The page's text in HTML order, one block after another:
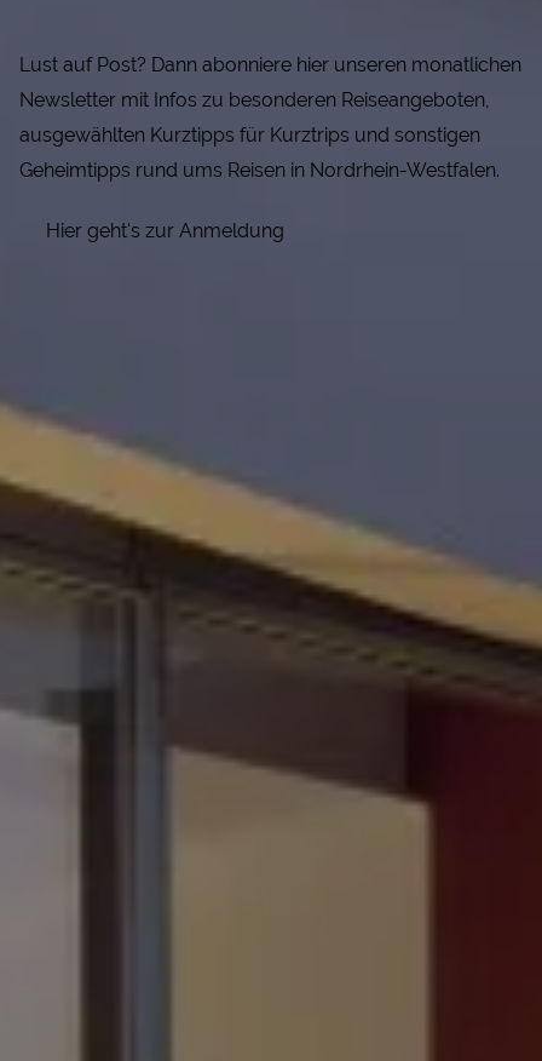
Lust auf Post? Dann abonniere hier unseren monatlichen
Newsletter mit Infos zu besonderen Reiseangeboten,
ausgewählten Kurztipps für Kurztrips und sonstigen
Geheimtipps rund ums Reisen in Nordrhein-Westfalen.
Hier geht's zur Anmeldung